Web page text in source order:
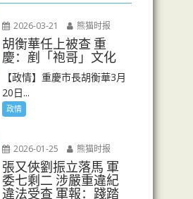
2026-03-21 熊猫时报
胡衡華任上被查 重
慶：剷「袍哥」文化
【政情】重慶市長胡衡華3月
20日...
政情
2026-01-25 熊猫时报
張又俠劉振立落馬 軍
委七剩二 涉嚴重違紀
違法受查 軍報：踐踏